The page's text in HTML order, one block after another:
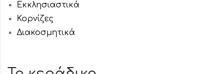
Εκκλησιαστικά
Κορνίζες
Διακοσμητικά